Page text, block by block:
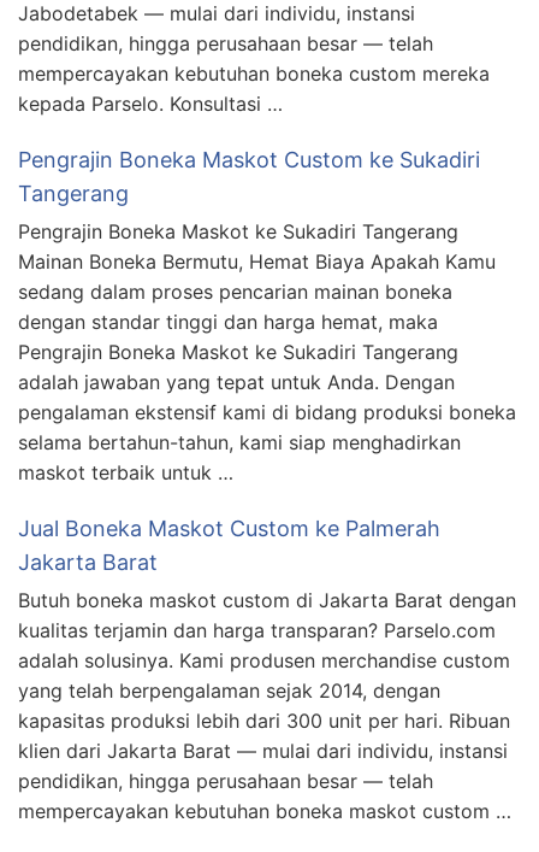
Jabodetabek — mulai dari individu, instansi
pendidikan, hingga perusahaan besar — telah
mempercayakan kebutuhan boneka custom mereka
kepada Parselo. Konsultasi …
Pengrajin Boneka Maskot Custom ke Sukadiri
Tangerang
Pengrajin Boneka Maskot ke Sukadiri Tangerang
Mainan Boneka Bermutu, Hemat Biaya Apakah Kamu
sedang dalam proses pencarian mainan boneka
dengan standar tinggi dan harga hemat, maka
Pengrajin Boneka Maskot ke Sukadiri Tangerang
adalah jawaban yang tepat untuk Anda. Dengan
pengalaman ekstensif kami di bidang produksi boneka
selama bertahun-tahun, kami siap menghadirkan
maskot terbaik untuk …
Jual Boneka Maskot Custom ke Palmerah
Jakarta Barat
Butuh boneka maskot custom di Jakarta Barat dengan
kualitas terjamin dan harga transparan? Parselo.com
adalah solusinya. Kami produsen merchandise custom
yang telah berpengalaman sejak 2014, dengan
kapasitas produksi lebih dari 300 unit per hari. Ribuan
klien dari Jakarta Barat — mulai dari individu, instansi
pendidikan, hingga perusahaan besar — telah
mempercayakan kebutuhan boneka maskot custom …